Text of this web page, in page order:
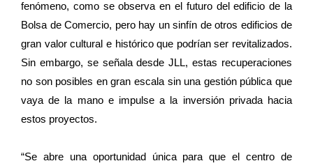
fenómeno, como se observa en el futuro del edificio de la
Bolsa de Comercio, pero hay un sinfín de otros edificios de
gran valor cultural e histórico que podrían ser revitalizados.
Sin embargo, se señala desde JLL, estas recuperaciones
no son posibles en gran escala sin una gestión pública que
vaya de la mano e impulse a la inversión privada hacia
estos proyectos.
“Se abre una oportunidad única para que el centro de